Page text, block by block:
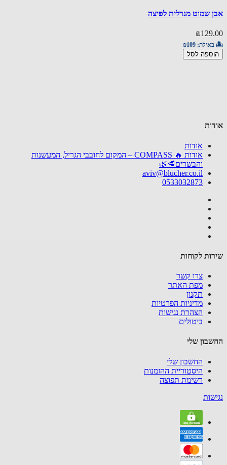
שמוט מנרלית לפיצה
₪109
לסל
אודות
אודות 🔥 COMPASS – המקום לחובבי הגריל, המעשנות
והבשרים🥩🌿
aviv@blucher.co.il
0533032873
לקוחות
צרו קשר
מפת האתר
תקנון
מדיניות הפרטיות
הצהרת נגישות
ביטולים
שלי
החשבון שלי
היסטוריית ההזמנות
רשימת תפוצה